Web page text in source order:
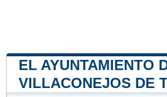
EL AYUNTAMIENTO
VILLACONEJOS DE